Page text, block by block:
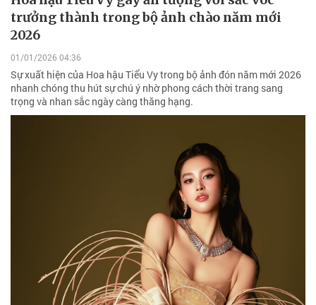
trưởng thành trong bộ ảnh chào năm mới
2026
01/01/2026 04:36
Sự xuất hiện của Hoa hậu Tiểu Vy trong bộ ảnh đón năm mới 2026
nhanh chóng thu hút sự chú ý nhờ phong cách thời trang sang
trọng và nhan sắc ngày càng thăng hạng.